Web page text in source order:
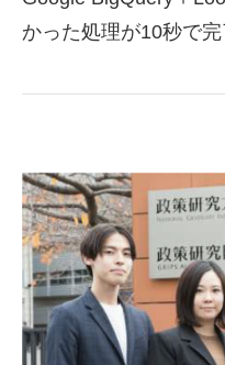
かった処理が10秒で完